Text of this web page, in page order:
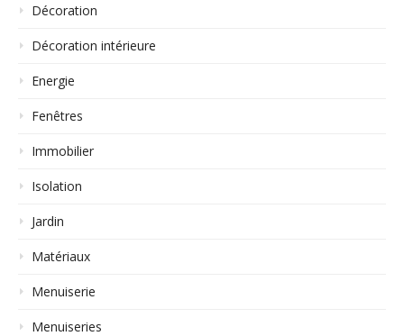
Décoration
Décoration intérieure
Energie
Fenêtres
Immobilier
Isolation
Jardin
Matériaux
Menuiserie
Menuiseries